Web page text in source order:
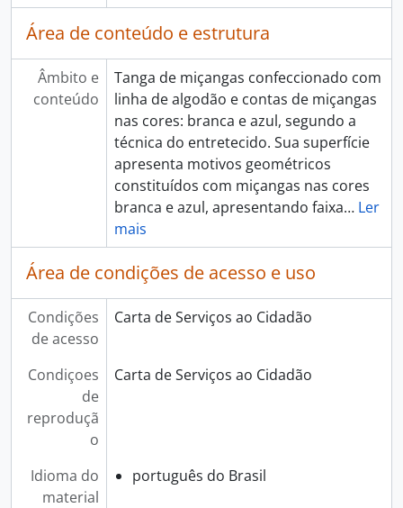
Área de conteúdo e estrutura
Âmbito e
conteúdo
Tanga de miçangas confeccionado com
linha de algodão e contas de miçangas
nas cores: branca e azul, segundo a
técnica do entretecido. Sua superfície
apresenta motivos geométricos
constituídos com miçangas nas cores
branca e azul, apresentando faixa… Ler
mais
Área de condições de acesso e uso
Condições
de acesso
Carta de Serviços ao Cidadão
Condiçoes
de
reproduçã
o
Carta de Serviços ao Cidadão
Idioma do
material
português do Brasil